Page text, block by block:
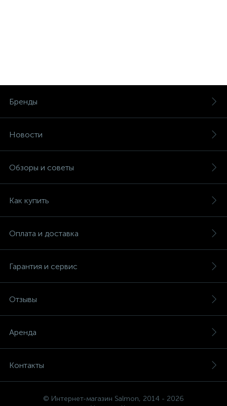
Бренды
Новости
Обзоры и советы
Как купить
Оплата и доставка
Гарантия и сервис
Отзывы
Аренда
Контакты
© Интернет-магазин Salmon, 2014 - 2026